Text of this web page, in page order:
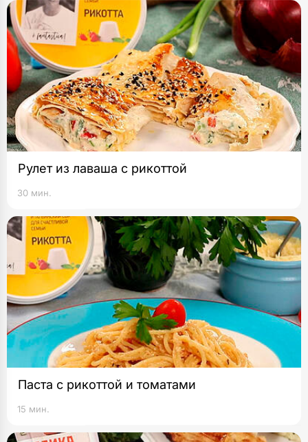
Рулет из лаваша с рикоттой
30 мин.
Паста с рикоттой и томатами
15 мин.